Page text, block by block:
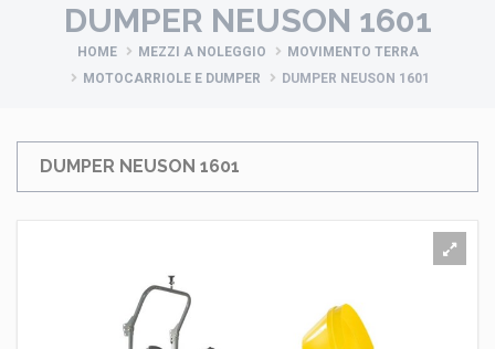
DUMPER NEUSON 1601
HOME MEZZI A NOLEGGIO
MOVIMENTO TERRA
MOTOCARRIOLE E DUMPER
DUMPER NEUSON 1601
DUMPER NEUSON 1601